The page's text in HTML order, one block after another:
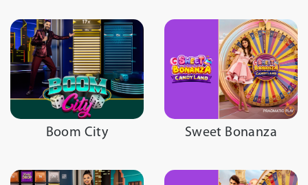
Boom City Sweet Bonanza